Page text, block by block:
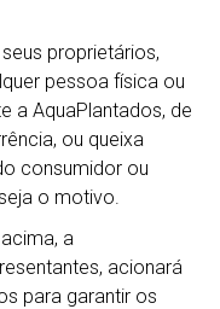
proprietários,
pessoa física ou
a AquaPlantados, de
ou queixa
consumidor ou
o motivo.
a
acionará
para garantir os